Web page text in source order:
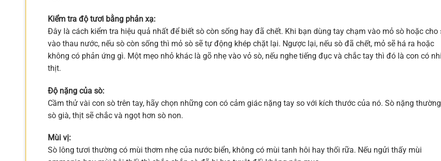
Kiểm tra độ tươi bằng phản xạ:
Đây là cách kiểm tra hiệu quả nhất để biết sò còn sống hay đã chết. Khi bạn dùng tay chạm vào mỏ sò hoặc cho
vào thau nước, nếu sò còn sống thì mỏ sò sẽ tự động khép chặt lại. Ngược lại, nếu sò đã chết, mỏ sẽ há ra hoặc
không có phản ứng gì. Một mẹo nhỏ khác là gõ nhẹ vào vỏ sò, nếu nghe tiếng đục và chắc tay thì đó là con có
thịt.
Độ nặng của sò:
Cầm thử vài con sò trên tay, hãy chọn những con có cảm giác nặng tay so với kích thước của nó. Sò nặng
sò già, thịt sẽ chắc và ngọt hơn sò non.
Mùi vị:
Sò lông tươi thường có mùi thơm nhẹ của nước biển, không có mùi tanh hôi hay thối rữa. Nếu ngửi thấy mùi